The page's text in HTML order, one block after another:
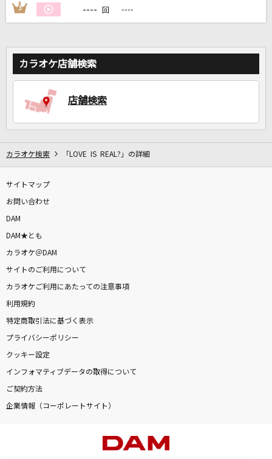
3 ---- 回 ----
カラオケ店舗検索
店舗検索
カラオケ検索 「LOVE IS REAL?」の詳細
サイトマップ
お問い合わせ
DAM
DAM★とも
カラオケ＠DAM
サイトのご利用について
カラオケご利用にあたっての注意事項
利用規約
特定商取引法に基づく表示
プライバシーポリシー
クッキー設定
インフォマティブデータの取得について
ご契約方法
企業情報（コーポレートサイト）